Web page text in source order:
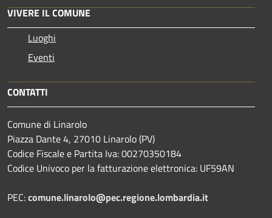
VIVERE IL COMUNE
Luoghi
Eventi
CONTATTI
Comune di Linarolo
Piazza Dante 4, 27010 Linarolo (PV)
Codice Fiscale e Partita Iva: 00270350184
Codice Univoco per la fatturazione elettronica: UF59AN
PEC:comune.linarolo@pec.regione.lombardia.it